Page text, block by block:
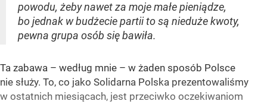
powodu, żeby nawet za moje małe pieniądze,
bo jednak w budżecie partii to są nieduże kwoty,
pewna grupa osób się bawiła.
Ta zabawa – według mnie – w żaden sposób Polsce
nie służy. To, co jako Solidarna Polska prezentowaliśmy
w ostatnich miesiącach, jest przeciwko oczekiwaniom